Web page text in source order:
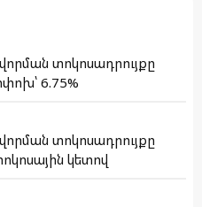
տոկոսադրույքը
6.75%
տոկոսադրույքը
կետով